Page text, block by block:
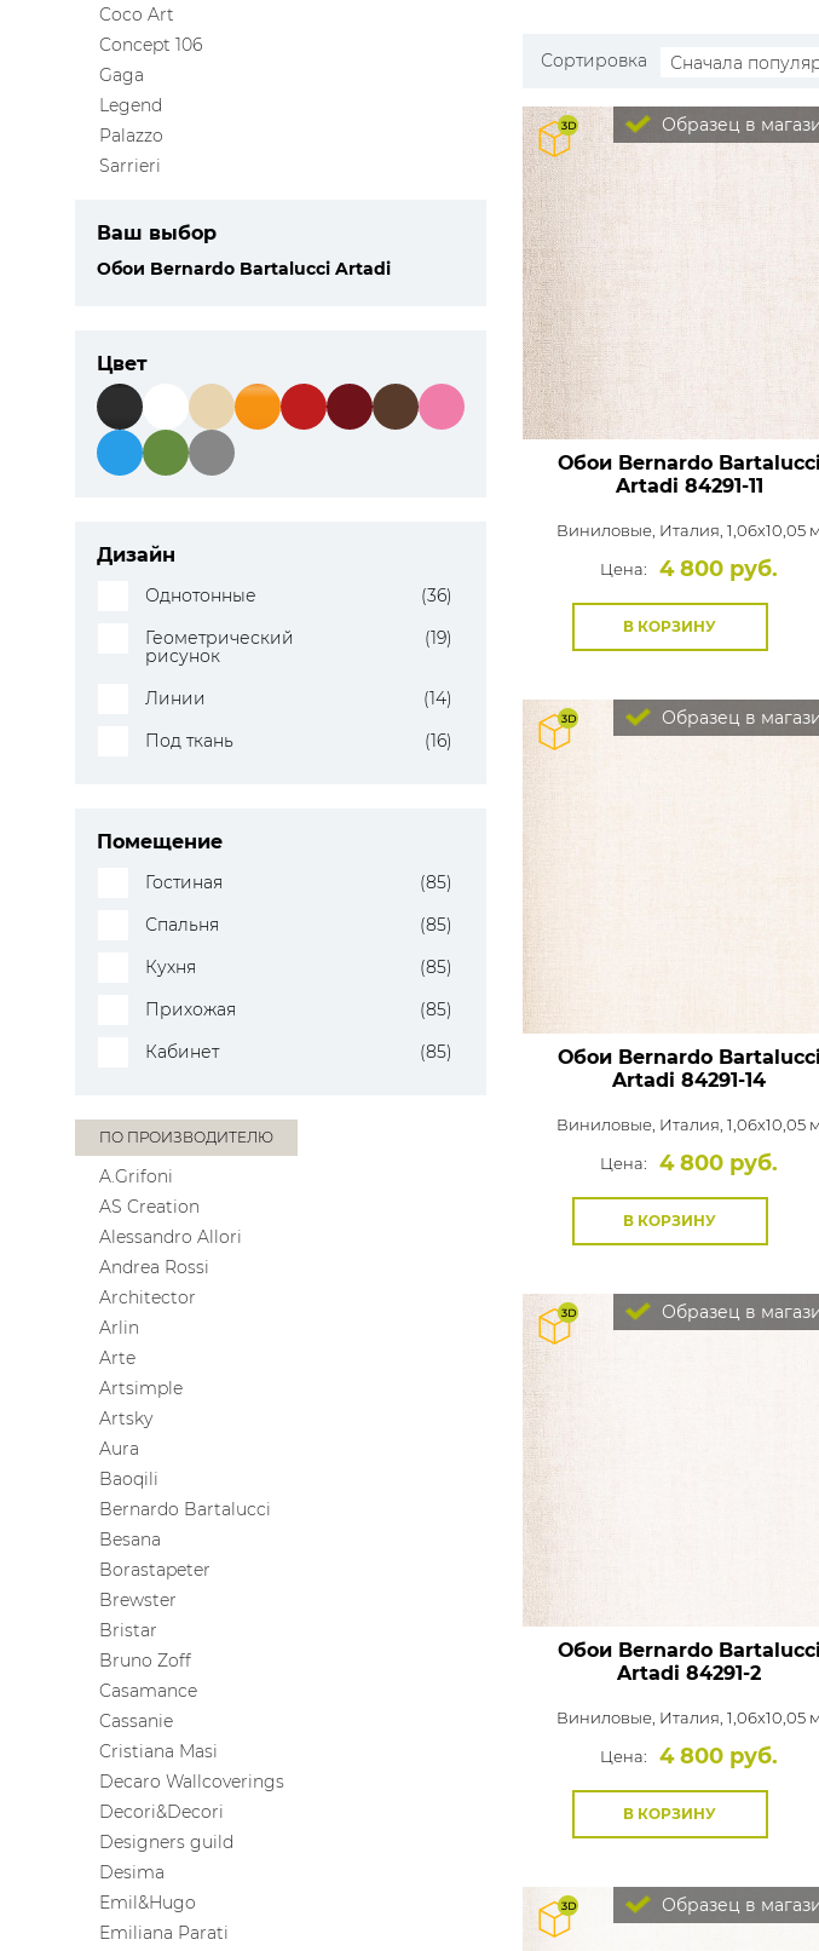
ЦВЕТА
Coco Art
Concept 106
Gaga
Legend
Palazzo
Sarrieri
Ваш выбор
Обои Bernardo Bartalucci Artadi
Цвет
Дизайн
Однотонные
(36)
Геометрический
рисунок
(19)
Линии
(14)
Под ткань
(16)
Помещение
Гостиная
(85)
Спальня
(85)
Кухня
(85)
Прихожая
(85)
Кабинет
(85)
ПО ПРОИЗВОДИТЕЛЮ
A.Grifoni
AS Creation
Alessandro Allori
Andrea Rossi
Architector
Arlin
Arte
Artsimple
Artsky
Aura
Baoqili
Bernardo Bartalucci
Besana
Borastapeter
Brewster
Bristar
Bruno Zoff
Casamance
Cassanie
Cristiana Masi
Decaro Wallcoverings
Decori&Decori
Designers guild
Desima
Emil&Hugo
Emiliana Parati
Сортировка Сначала
Образец в
Обои Bernardo Bartalucci
Artadi 84291-11
Виниловые, Италия, 1,06x10,05 м
Цена:
4 800 руб.
В КОРЗИНУ
Образец в
Обои Bernardo Bartalucci
Artadi 84291-14
Виниловые, Италия, 1,06x10,05 м
Цена:
4 800 руб.
В КОРЗИНУ
Образец в
Обои Bernardo Bartalucci
Artadi 84291-2
Виниловые, Италия, 1,06x10,05 м
Цена:
4 800 руб.
В КОРЗИНУ
Образец в